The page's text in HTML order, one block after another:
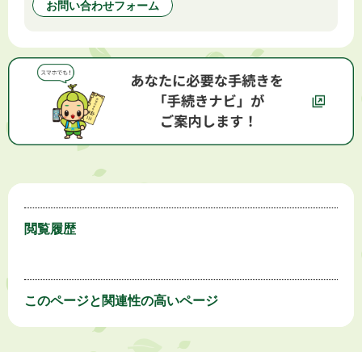
お問い合わせフォーム
閲覧履歴
このページと 関連性の高いページ